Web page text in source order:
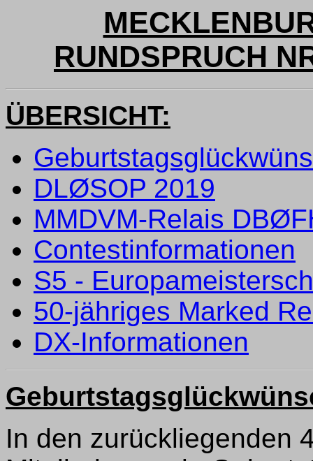
RUNDSPRUCH
ÜBERSICHT:
DLØSOP 2019
MMDVM-Relais
Contestinformationen
S5 -
50-jähriges Marked
DX-Informationen
In den zurückliegenden